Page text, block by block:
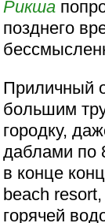
Рикша
позднего
Приличный
большим
городку,
даблами по
в конце
beach
горячей